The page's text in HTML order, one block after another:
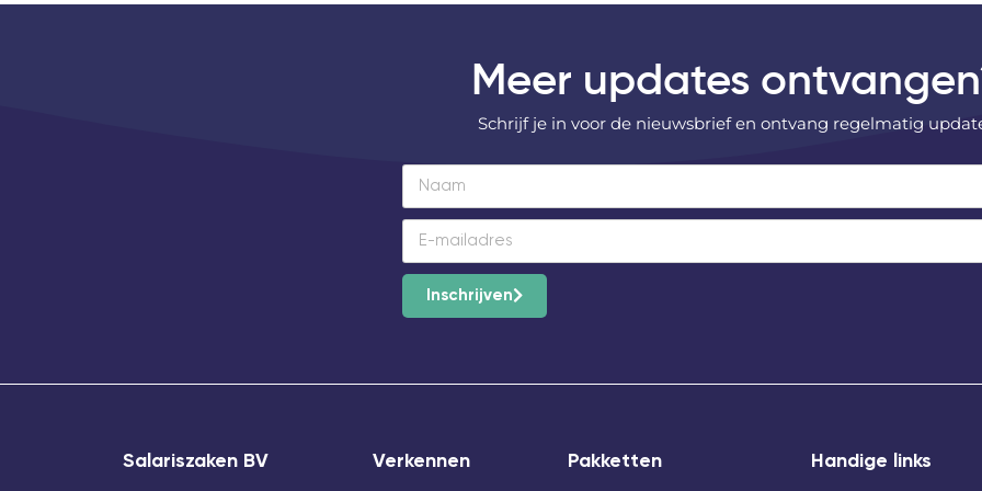
Meer updates
Schrijf je in voor de nieuwsbrief en ontvang regelmatig
Inschrijven
Salariszaken BV Verkennen Pakketten Handige links